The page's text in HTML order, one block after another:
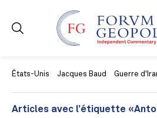
États-Unis Jacques Baud Guerre
Articles avec l’étiquette